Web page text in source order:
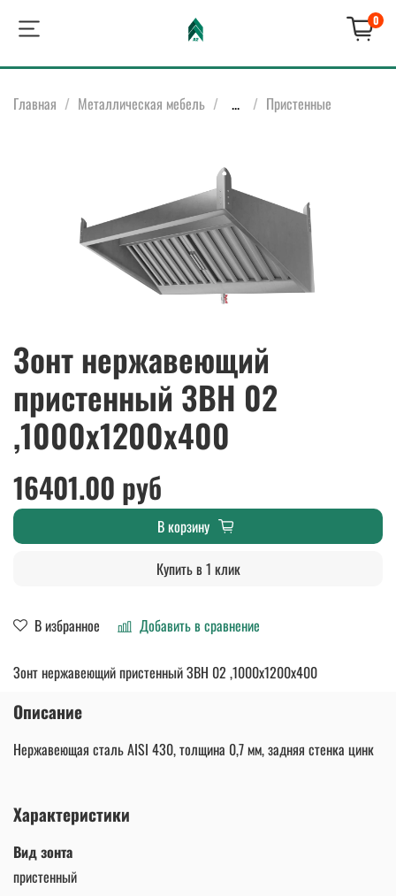
0
Главная Металлическая мебель ... Пристенные
Зонт нержавеющий
пристенный ЗВН 02
,1000х1200х400
В избранное Добавить в сравнение
16401.00 руб
В корзину
Купить в 1 клик
Зонт нержавеющий пристенный ЗВН 02 ,1000х1200х400
Описание
Нержавеющая сталь AISI 430, толщина 0,7 мм, задняя стенка цинк
Характеристики
Вид зонта
пристенный